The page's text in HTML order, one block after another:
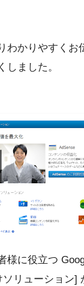
わかりやすくお
しました。
様に役立つ
リューション]